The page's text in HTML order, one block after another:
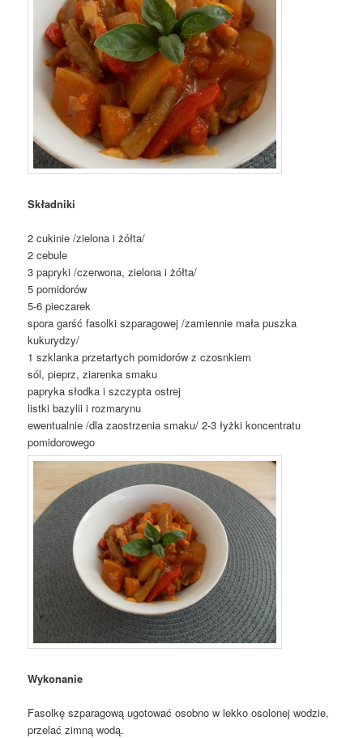
Składniki
2 cukinie /zielona i żółta/
2 cebule
3 papryki /czerwona, zielona i żółta/
5 pomidorów
5-6 pieczarek
spora garść fasolki szparagowej /zamiennie mała puszka
kukurydzy/
1 szklanka przetartych pomidorów z czosnkiem
sól, pieprz, ziarenka smaku
papryka słodka i szczypta ostrej
listki bazylii i rozmarynu
ewentualnie /dla zaostrzenia smaku/ 2-3 łyżki koncentratu
pomidorowego
Wykonanie
Fasolkę szparagową ugotować osobno w lekko osolonej wodzie,
przelać zimną wodą.